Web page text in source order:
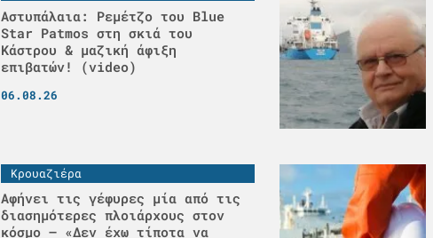
Αστυπάλαια: Ρεμέτζο του Blue
Star Patmos στη σκιά του
Κάστρου & μαζική άφιξη
επιβατών! (video)
06.08.26
Κρουαζιέρα
Αφήνει τις γέφυρες μία από τις
διασημότερες πλοιάρχους στον
κόσμο – «Δεν έχω τίποτα να